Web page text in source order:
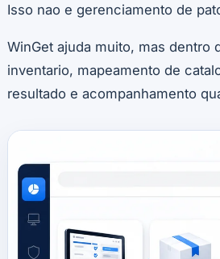
Isso nao e gerenciamento de
WinGet ajuda muito, mas dentro
inventario, mapeamento de
resultado e acompanhamento